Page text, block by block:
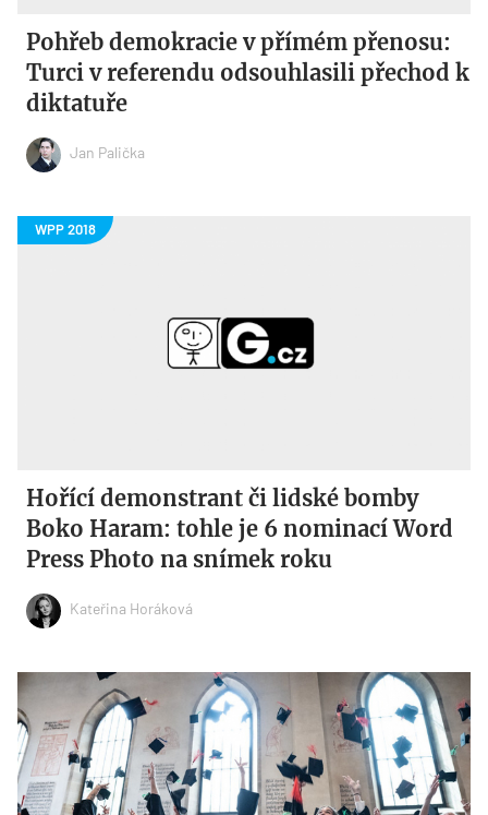
Pohřeb demokracie v přímém přenosu:
Turci v referendu odsouhlasili přechod k
diktatuře
Jan Palička
Hořící demonstrant či lidské bomby
Boko Haram: tohle je 6 nominací Word
Press Photo na snímek roku
Kateřina Horáková